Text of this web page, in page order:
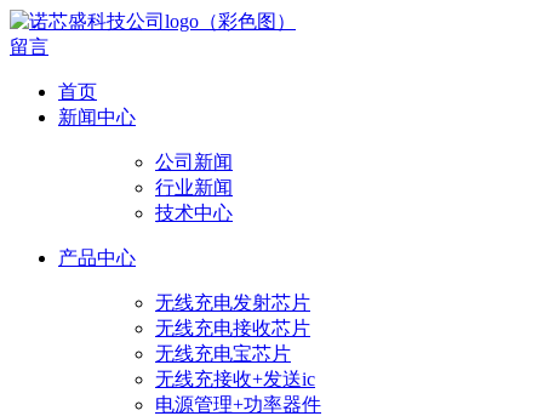
留言
首页
新闻中心
公司新闻
行业新闻
技术中心
产品中心
无线充电发射芯片
无线充电接收芯片
无线充电宝芯片
无线充接收+发送ic
电源管理+功率器件